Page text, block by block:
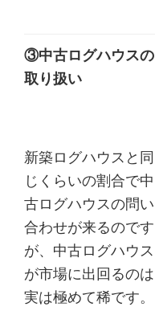
③中古ログハウスの
取り扱い
新築ログハウスと同
じくらいの割合で中
古ログハウスの問い
合わせが来るのです
が、中古ログハウス
が市場に出回るのは
実は極めて稀です。